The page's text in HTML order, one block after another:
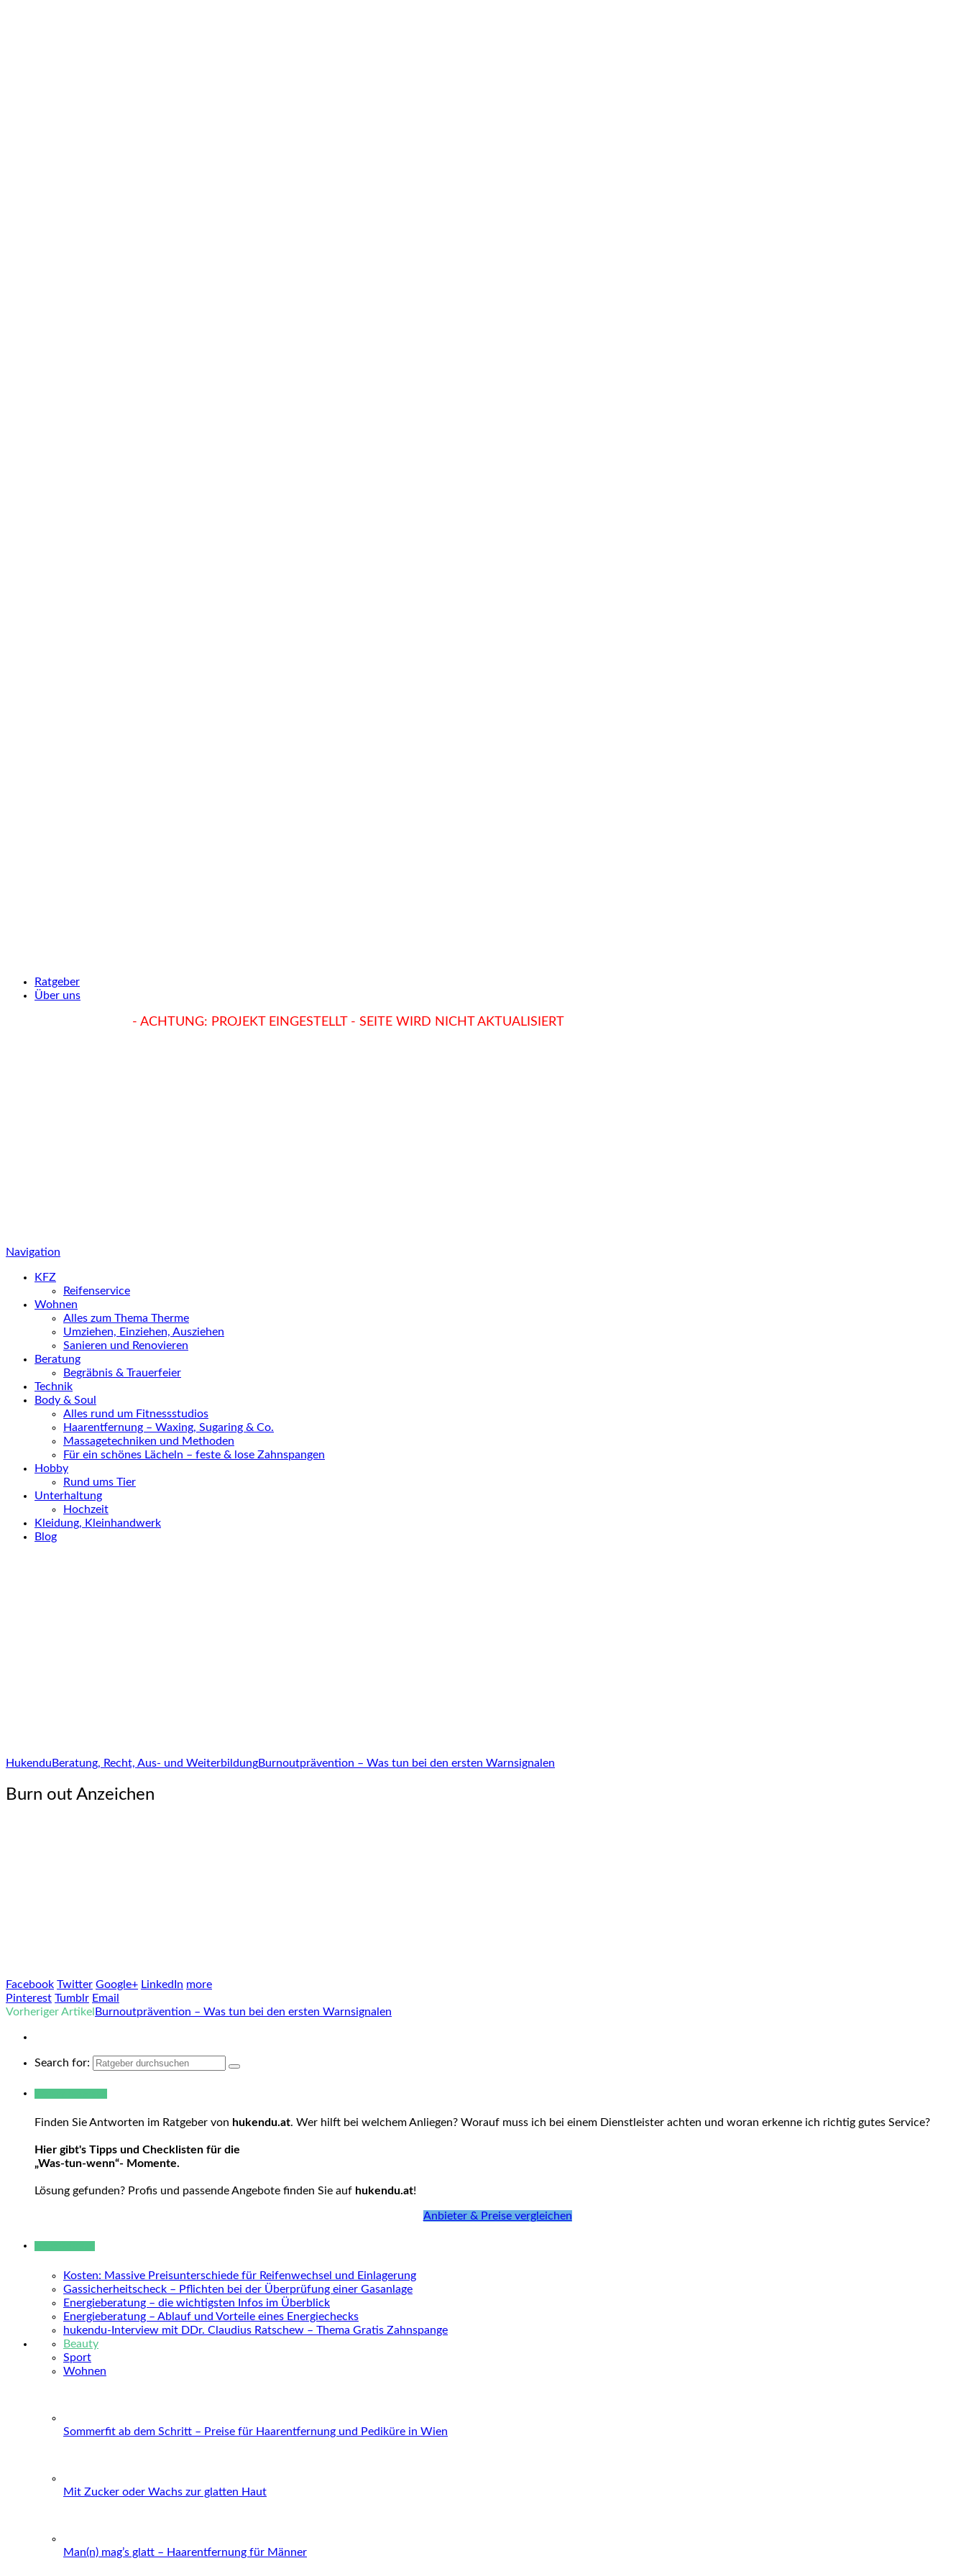
Ratgeber
Über uns
- ACHTUNG: PROJEKT EINGESTELLT - SEITE WIRD NICHT AKTUALISIERT
Navigation
KFZ
Reifenservice
Wohnen
Alles zum Thema Therme
Umziehen, Einziehen, Ausziehen
Sanieren und Renovieren
Beratung
Begräbnis & Trauerfeier
Technik
Body & Soul
Alles rund um Fitnessstudios
Haarentfernung – Waxing, Sugaring & Co.
Massagetechniken und Methoden
Für ein schönes Lächeln – feste & lose Zahnspangen
Hobby
Rund ums Tier
Unterhaltung
Hochzeit
Kleidung, Kleinhandwerk
Blog
Hukendu Beratung, Recht, Aus- und WeiterbildungBurnoutprävention – Was tun bei den ersten Warnsignalen
Burn out Anzeichen
Facebook Twitter Google+ LinkedIn more
Pinterest Tumblr Email
Vorheriger Artikel Burnoutprävention – Was tun bei den ersten Warnsignalen
Search for:
Finden Sie Antworten im Ratgeber von hukendu.at. Wer hilft bei welchem Anliegen? Worauf muss ich bei einem Dienstleister achten und woran erkenne ich richtig gutes Service?
Hier gibt's Tipps und Checklisten für die
„Was-tun-wenn“- Momente.
Lösung gefunden? Profis und passende Angebote finden Sie auf hukendu.at!
Anbieter & Preise vergleichen
Kosten: Massive Preisunterschiede für Reifenwechsel und Einlagerung
Gassicherheitscheck – Pflichten bei der Überprüfung einer Gasanlage
Energieberatung – die wichtigsten Infos im Überblick
Energieberatung – Ablauf und Vorteile eines Energiechecks
hukendu-Interview mit DDr. Claudius Ratschew – Thema Gratis Zahnspange
Beauty
Sport
Wohnen
Sommerfit ab dem Schritt – Preise für Haarentfernung und Pediküre in Wien
Mit Zucker oder Wachs zur glatten Haut
Man(n) mag’s glatt – Haarentfernung für Männer